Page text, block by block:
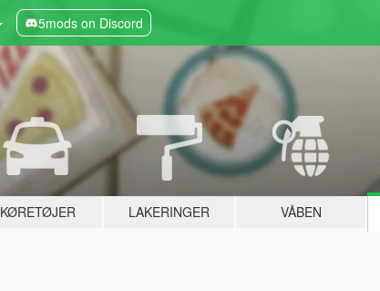
5mods on Discord
KØRETØJER LAKERINGER VÅBEN